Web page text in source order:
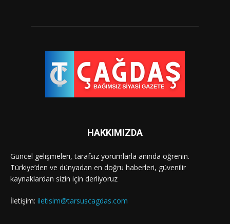
HAKKIMIZDA
Güncel gelişmeleri, tarafsız yorumlarla anında öğrenin.
Türkiye’den ve dünyadan en doğru haberleri, güvenilir
kaynaklardan sizin için derliyoruz
İletişim: iletisim@tarsuscagdas.com